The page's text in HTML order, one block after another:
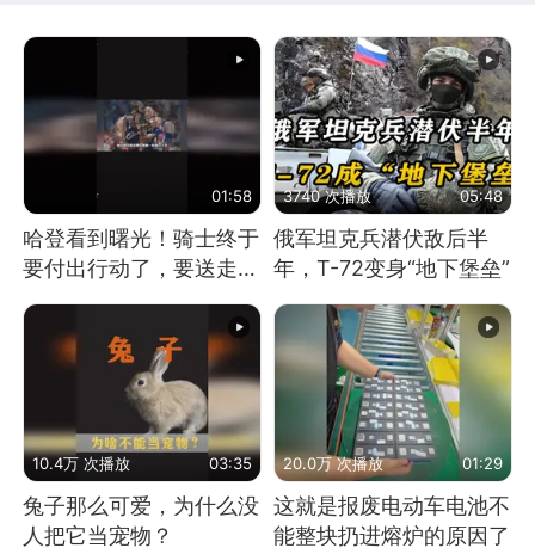
01:58
哈登看到曙光！骑士终于
要付出行动了，要送走拖
油瓶才能得到猛将
3740 次播放 05:48
俄军坦克兵潜伏敌后半
年，T-72变身“地下堡垒”
10.4万 次播放 03:35
兔子那么可爱，为什么没
人把它当宠物？
20.0万 次播放 01:29
这就是报废电动车电池不
能整块扔进熔炉的原因了